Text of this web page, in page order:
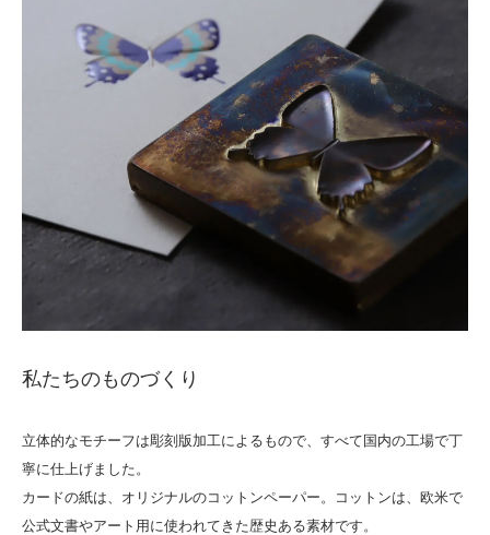
私たちのものづくり
立体的なモチーフは彫刻版加工によるもので、すべて国内の工場で丁
寧に仕上げました。
カードの紙は、オリジナルのコットンペーパー。コットンは、欧米で
公式文書やアート用に使われてきた歴史ある素材です。